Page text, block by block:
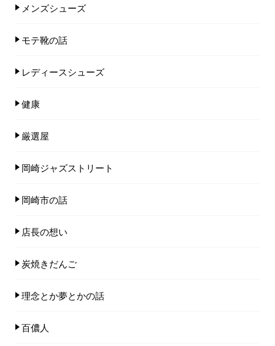
メンズシューズ
モテ靴の話
レディースシューズ
健康
厳選屋
岡崎ジャズストリート
岡崎市の話
店長の想い
炭焼きだんご
理念とか夢とかの話
百儂人